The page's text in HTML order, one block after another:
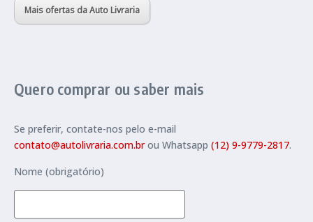
Mais ofertas da Auto Livraria
Quero comprar ou saber mais
Se preferir, contate-nos pelo e-mail
contato@autolivraria.com.brou Whatsapp (12) 9-9779-2817.
Nome (obrigatório)